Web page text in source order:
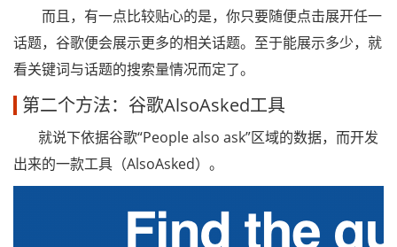
而且，有一点比较贴心的是，你只要随便点击展开任一
话题，谷歌便会展示更多的相关话题。至于能展示多少，就
看关键词与话题的搜索量情况而定了。
第二个方法：谷歌AlsoAsked工具
就说下依据谷歌“People also ask”区域的数据，而开发
出来的一款工具（AlsoAsked）。